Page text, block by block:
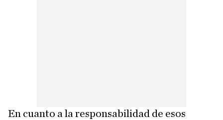
En cuanto a la responsabilidad de esos